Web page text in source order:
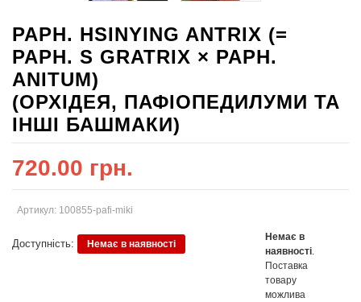
PAPH. HSINYING ANTRIX (=
PAPH. S GRATRIX × PAPH.
ANITUM)
(ОРХІДЕЯ, ПАФІОПЕДИЛУМИ ТА
ІНШІ БАШМАКИ)
720.00 грн.
Артикул: 100855-pafi-miki
Доступність: Немає в наявності
Немає в
наявності.
Поставка
товару
можлива